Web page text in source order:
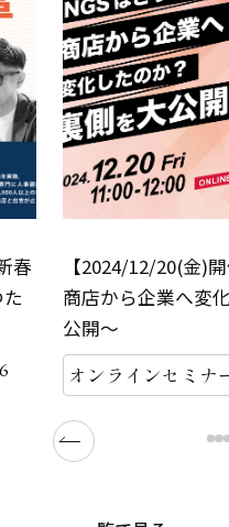
て
【2024/11/15(金)
けるための飲食人
の売上だと限界が
オンラインセミナ